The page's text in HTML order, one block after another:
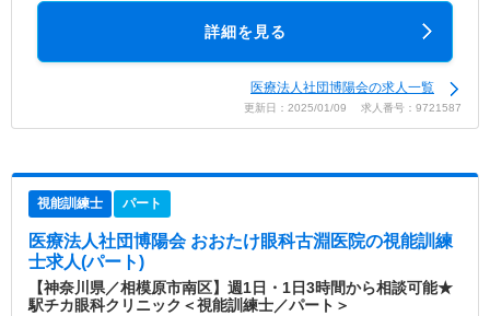
詳細を見る
医療法人社団博陽会の求人一覧
更新日：2025/01/09 求人番号：9721587
視能訓練士 パート
医療法人社団博陽会 おおたけ眼科古淵医院の視能訓練
士求人(パート)
【神奈川県／相模原市南区】週1日・1日3時間から相談可能★
駅チカ眼科クリニック＜視能訓練士／パート＞